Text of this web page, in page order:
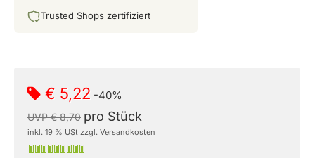
Trusted Shops zertifiziert
€ 5,22 -40%
UVP € 8,70 pro Stück
inkl. 19 % USt zzgl. Versandkosten